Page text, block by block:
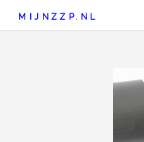
MIJNZZP.NL